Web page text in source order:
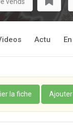
Actu
la fiche